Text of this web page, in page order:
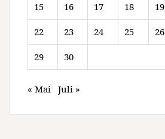
15 16 17 18 19
22 23 24 25 26
29 30
« Mai Juli »